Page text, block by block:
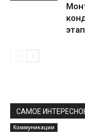
САМОЕ
Коммуникации